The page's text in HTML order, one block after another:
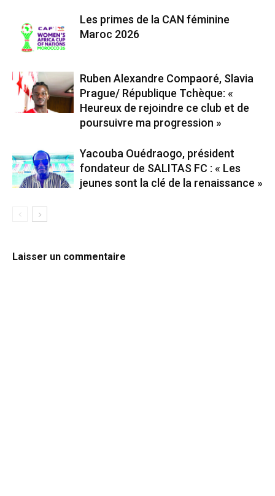
Les primes de la CAN féminine
Maroc 2026
Ruben Alexandre Compaoré, Slavia
Prague/ République Tchèque: «
Heureux de rejoindre ce club et de
poursuivre ma progression »
Yacouba Ouédraogo, président
fondateur de SALITAS FC : « Les
jeunes sont la clé de la renaissance »
Laisser un commentaire